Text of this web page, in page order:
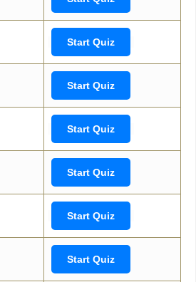
Start Quiz
Start Quiz
Start Quiz
Start Quiz
Start Quiz
Start Quiz